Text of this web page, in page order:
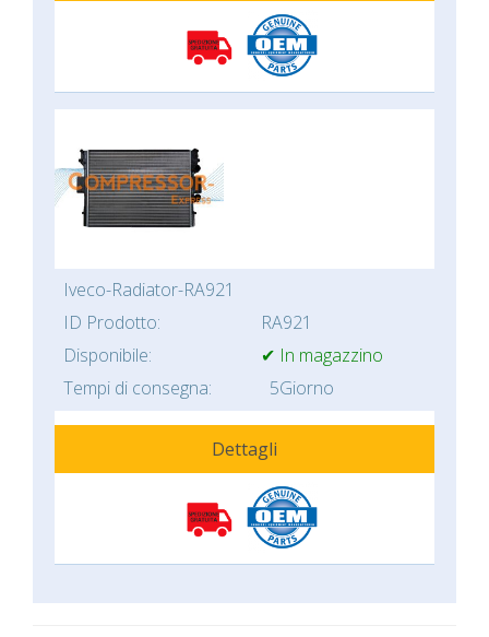
Iveco-Radiator-RA921
ID Prodotto:
RA921
Disponibile:
✔ In magazzino
Tempi di consegna:
5Giorno
Dettagli